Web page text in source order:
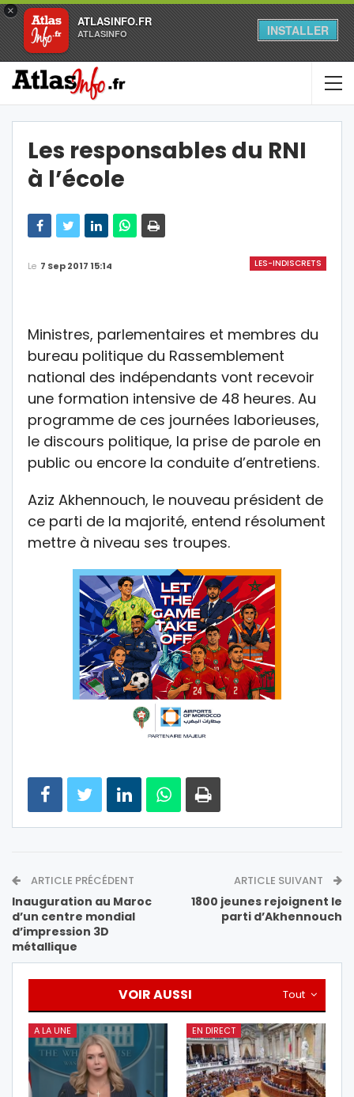
×
ATLASINFO.FR
ATLASINFO INSTALLER
Les responsables du RNI
à l’école
LES-INDISCRETS
Le 7 Sep 2017 15:14
Ministres, parlementaires et membres du
bureau politique du Rassemblement
national des indépendants vont recevoir
une formation intensive de 48 heures. Au
programme de ces journées laborieuses,
le discours politique, la prise de parole en
public ou encore la conduite d’entretiens.
Aziz Akhennouch, le nouveau président de
ce parti de la majorité, entend résolument
mettre à niveau ses troupes.
ARTICLE PRÉCÉDENT
Inauguration au Maroc
d’un centre mondial
d’impression 3D
métallique
ARTICLE SUIVANT
1800 jeunes rejoignent le
parti d’Akhennouch
Tout
VOIR AUSSI
A LA UNE EN DIRECT